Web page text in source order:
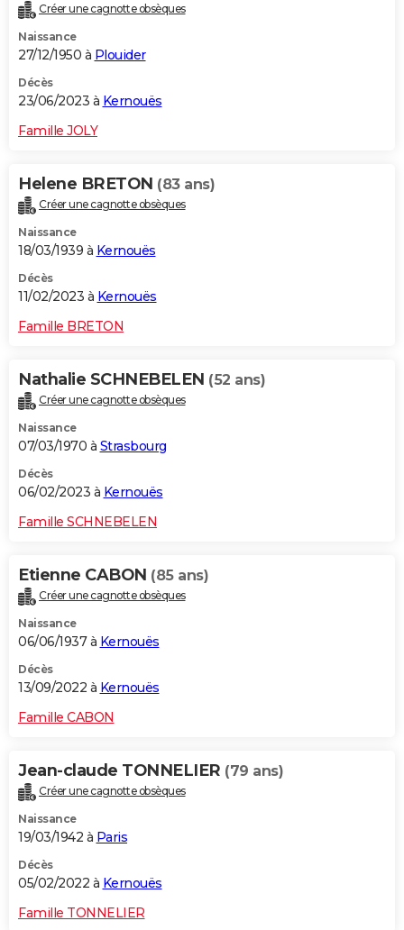
Créer une cagnotte obsèques
Naissance
27/12/1950 à Plouider
Décès
23/06/2023 à Kernouës
Famille JOLY
Helene BRETON (83 ans)
Créer une cagnotte obsèques
Naissance
18/03/1939 à Kernouës
Décès
11/02/2023 à Kernouës
Famille BRETON
Nathalie SCHNEBELEN (52 ans)
Créer une cagnotte obsèques
Naissance
07/03/1970 à Strasbourg
Décès
06/02/2023 à Kernouës
Famille SCHNEBELEN
Etienne CABON (85 ans)
Créer une cagnotte obsèques
Naissance
06/06/1937 à Kernouës
Décès
13/09/2022 à Kernouës
Famille CABON
Jean-claude TONNELIER (79 ans)
Créer une cagnotte obsèques
Naissance
19/03/1942 à Paris
Décès
05/02/2022 à Kernouës
Famille TONNELIER